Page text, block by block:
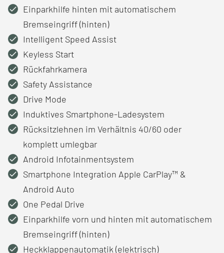
Einparkhilfe hinten mit automatischem
Bremseingriff (hinten)
Intelligent Speed Assist
Keyless Start
Rückfahrkamera
Safety Assistance
Drive Mode
Induktives Smartphone-Ladesystem
Rücksitzlehnen im Verhältnis 40/60 oder
komplett umlegbar
Android Infotainmentsystem
Smartphone Integration Apple CarPlay™ &
Android Auto
One Pedal Drive
Einparkhilfe vorn und hinten mit automatischem
Bremseingriff (hinten)
Heckklappenautomatik (elektrisch)